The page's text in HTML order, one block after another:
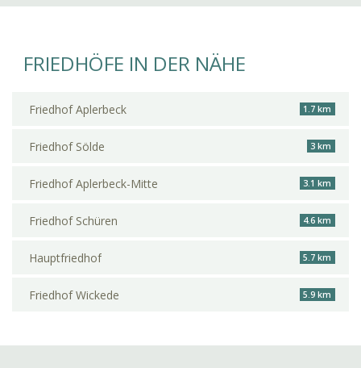
FRIEDHÖFE IN DER NÄHE
Friedhof Aplerbeck 1.7 km
Friedhof Sölde 3 km
Friedhof Aplerbeck-Mitte 3.1 km
Friedhof Schüren 4.6 km
Hauptfriedhof 5.7 km
Friedhof Wickede 5.9 km